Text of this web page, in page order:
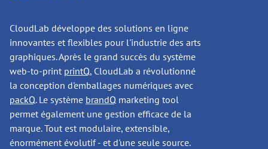
CloudLab développe des solutions en ligne
innovantes et flexibles pour l'industrie des arts
graphiques. Après le grand succès du système
web-to-print printQ, CloudLab a révolutionné
la conception d'emballages numériques avec
packQ. Le système brandQ marketing tool
permet également une gestion efficace de la
marque. Tout est modulaire, extensible,
énormément évolutif - et d'une seule source.